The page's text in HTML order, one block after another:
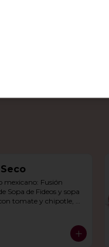
mexicano: Fusión
Sopa de Fideos y sopa
tomate y chipotle,